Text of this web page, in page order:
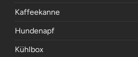
Kaffeekanne
Hundenapf
Kühlbox